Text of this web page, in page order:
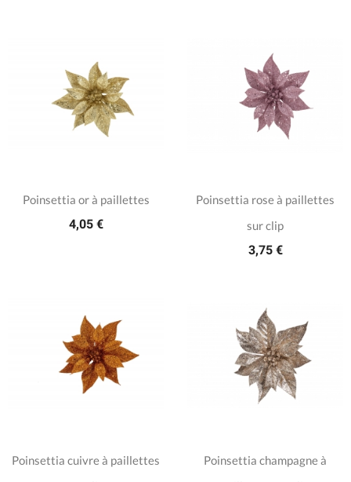
Poinsettia or à paillettes
4,05 €
Poinsettia rose à paillettes
sur clip
3,75 €
Poinsettia cuivre à paillettes
Poinsettia champagne à